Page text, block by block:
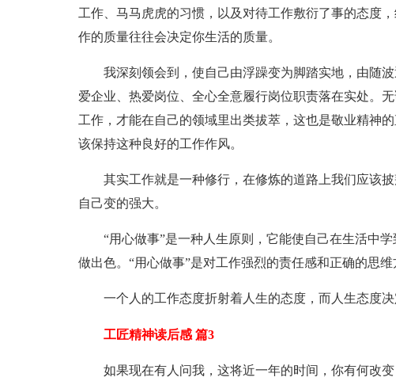
工作、马马虎虎的习惯，以及对待工作敷衍了事的态度
作的质量往往会决定你生活的质量。
我深刻领会到，使自己由浮躁变为脚踏实地，由随
爱企业、热爱岗位、全心全意履行岗位职责落在实处。
工作，才能在自己的领域里出类拔萃，这也是敬业精神
该保持这种良好的工作作风。
其实工作就是一种修行，在修炼的道路上我们应该
自己变的强大。
“用心做事”是一种人生原则，它能使自己在生活中
做出色。“用心做事”是对工作强烈的责任感和正确的思维
一个人的工作态度折射着人生的态度，而人生态度决
工匠精神读后感 篇3
如果现在有人问我，这将近一年的时间，你有何改